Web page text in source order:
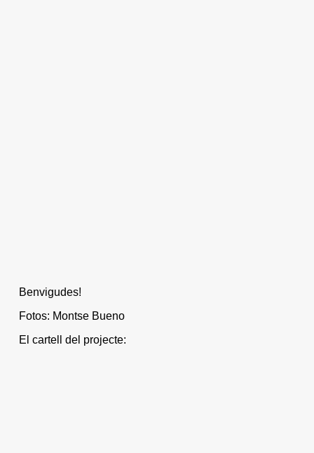
Benvigudes!
Fotos: Montse Bueno
El cartell del projecte: